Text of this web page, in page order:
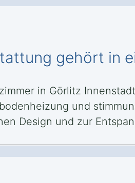
gehört in
in Görlitz
und
Design und zur